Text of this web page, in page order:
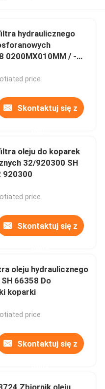
hydraulicznego
0200MX010MM / -
price
Skontaktuj się z
oleju do koparek
32/920300 SH
920300
price
Skontaktuj się z
oleju hydraulicznego
66358 Do
koparki
price
Skontaktuj się z
Zbiornik oleju